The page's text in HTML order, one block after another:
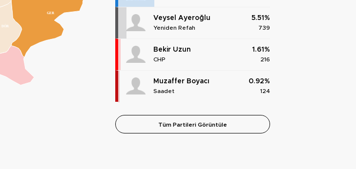
DÖR
GER
Veysel Ayeroğlu
Yeniden Refah
5.51%
739
Bekir Uzun
CHP
1.61%
216
Muzaffer Boyacı
Saadet
0.92%
124
Tüm Partileri Görüntüle